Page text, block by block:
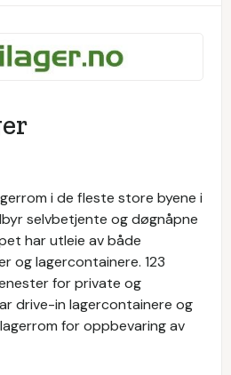
i de fleste store byene i
selvbetjente og døgnåpne
har utleie av både
og lagercontainere. 123
for private og
drive-in lagercontainere og
for oppbevaring av